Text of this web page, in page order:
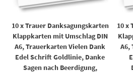
10 x Trauer Danksagungskarten
Klappkarten mit Umschlag DIN
A6, Trauerkarten Vielen Dank
Edel Schrift Goldlinie, Danke
Sagen nach Beerdigung,
10 x
A6,